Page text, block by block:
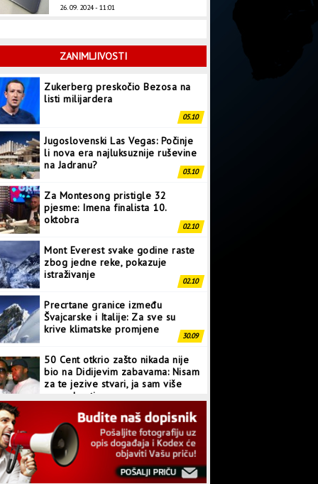
26. 09. 2024 - 11:01
ZANIMLJIVOSTI
Zukerberg preskočio Bezosa na
listi milijardera
05.10
Jugoslovenski Las Vegas: Počinje
li nova era najluksuznije ruševine
na Jadranu?
03.10
Za Montesong pristigle 32
pjesme: Imena finalista 10.
oktobra
02.10
Mont Everest svake godine raste
zbog jedne reke, pokazuje
istraživanje
02.10
Precrtane granice između
Švajcarske i Italije: Za sve su
krive klimatske promjene
30.09
50 Cent otkrio zašto nikada nije
bio na Didijevim zabavama: Nisam
za te jezive stvari, ja sam više
normalan tip
28.09
Japanci prave superkompjuter
kakav svijet još nije vidio
27.09
Linkin Park ima novu pjesmu: